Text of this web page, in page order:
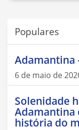
Populares
Adamantina
6 de maio de
Solenidade
Adamantina
história do